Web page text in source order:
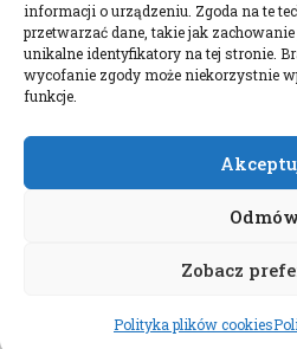
informacji o urządzeniu. Zgoda na te
przetwarzać dane, takie jak
unikalne identyfikatory na tej stronie.
wycofanie zgody może niekorzystnie
funkcje.
Zobacz
Polityka plików cookies
Adres do e-
Doręczeń:
AEL-97528-
78647-USWGJ-
Copyright © 2026Gmina